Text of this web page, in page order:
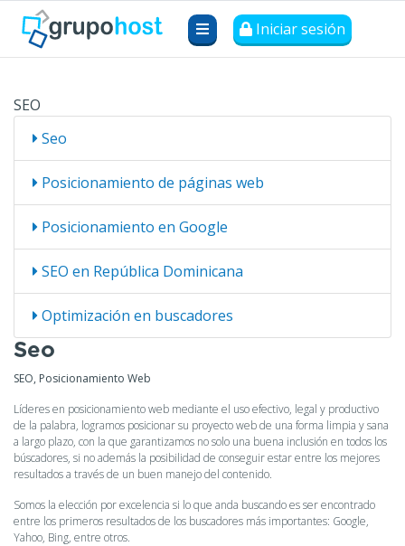
Iniciar sesión
SEO
Seo
Posicionamiento de páginas web
Posicionamiento en Google
SEO en República Dominicana
Optimización en buscadores
Seo
SEO, Posicionamiento Web
Líderes en posicionamiento web mediante el uso efectivo, legal y productivo
de la palabra, logramos posicionar su proyecto web de una forma limpia y sana
a largo plazo, con la que garantizamos no solo una buena inclusión en todos los
búscadores, si no además la posibilidad de conseguir estar entre los mejores
resultados a través de un buen manejo del contenido.
Somos la elección por excelencia si lo que anda buscando es ser encontrado
entre los primeros resultados de los buscadores más importantes: Google,
Yahoo, Bing, entre otros.